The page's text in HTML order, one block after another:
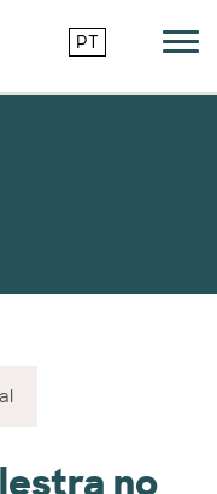
PT
no